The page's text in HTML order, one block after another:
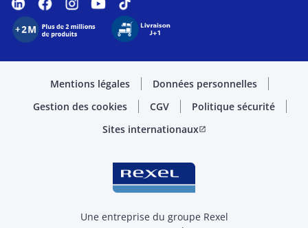
Mentions légales
Données personnelles
Gestion des cookies
CGV
Politique sécurité
Sites internationauxopen_in_new
Une entreprise du groupe Rexel